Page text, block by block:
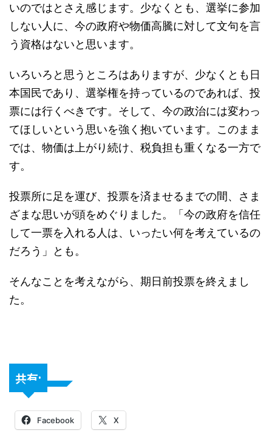
いのではとさえ感じます。少なくとも、選挙に参加
しない人に、今の政府や物価高騰に対して文句を言
う資格はないと思います。
いろいろと思うところはありますが、少なくとも日
本国民であり、選挙権を持っているのであれば、投
票には行くべきです。そして、今の政治には変わっ
てほしいという思いを強く抱いています。このまま
では、物価は上がり続け、税負担も重くなる一方で
す。
投票所に足を運び、投票を済ませるまでの間、さま
ざまな思いが頭をめぐりました。「今の政府を信任
して一票を入れる人は、いったい何を考えているの
だろう」とも。
そんなことを考えながら、期日前投票を終えまし
た。
共有:
Facebook X